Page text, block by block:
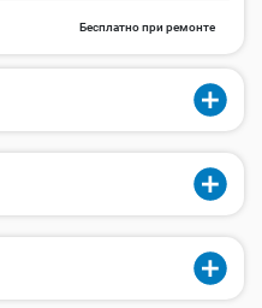
Бесплатно при ремонте